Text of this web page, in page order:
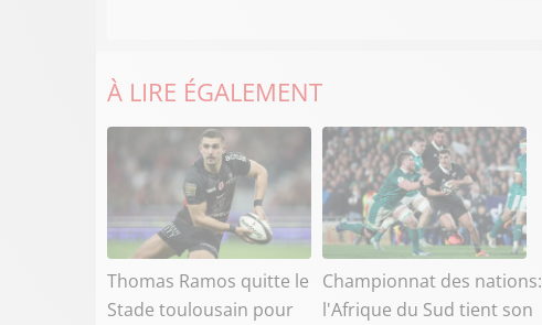
À LIRE ÉGALEMENT
Thomas Ramos quitte le
Stade toulousain pour
Championnat des nations:
l'Afrique du Sud tient son